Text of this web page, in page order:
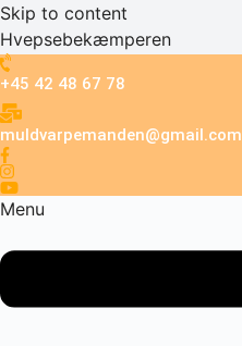
Skip to content
Hvepsebekæmperen
+45 42 48 67 78
muldvarpemanden@gmail.com
Menu